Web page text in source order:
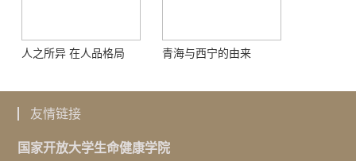
人之所异 在人品格局 青海与西宁的由来
友情链接
国家开放大学生命健康学院